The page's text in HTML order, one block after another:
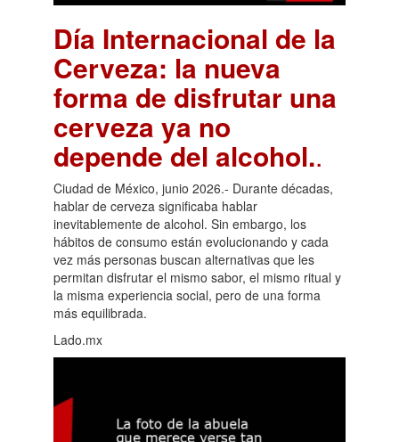
Día Internacional de la
Cerveza: la nueva
forma de disfrutar una
cerveza ya no
depende del alcohol..
Ciudad de México, junio 2026.- Durante décadas,
hablar de cerveza significaba hablar
inevitablemente de alcohol. Sin embargo, los
hábitos de consumo están evolucionando y cada
vez más personas buscan alternativas que les
permitan disfrutar el mismo sabor, el mismo ritual y
la misma experiencia social, pero de una forma
más equilibrada.
Lado.mx